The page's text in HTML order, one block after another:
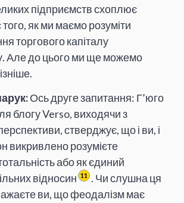
підприємств схоплює
як ми маємо розуміти
торгового капіталу
Але до цього ми ще можемо
Ось друге запитання: Г’юго
блогу Verso, виходячи з
стверджує, що і ви, і
викривлено розумієте
або як єдиний
відносин 11
. Чи слушна ця
ви, що феодалізм має